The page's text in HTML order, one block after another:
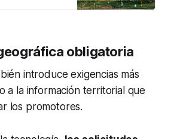
obligatoria
introduce exigencias más
a la información territorial que
los promotores.